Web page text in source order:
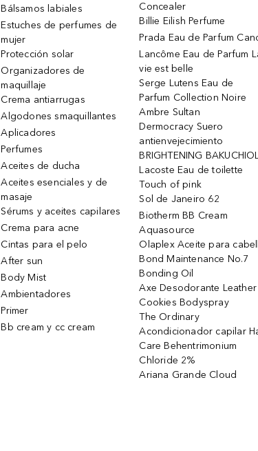
Bálsamos labiales
Estuches de perfumes de
mujer
Protección solar
Organizadores de
maquillaje
Crema antiarrugas
Algodones smaquillantes
Aplicadores
Perfumes
Aceites de ducha
Aceites esenciales y de
masaje
Sérums y aceites capilares
Crema para acne
Cintas para el pelo
After sun
Body Mist
Ambientadores
Primer
Bb cream y cc cream
Concealer
Billie Eilish Perfume
Prada Eau de Parfum
Lancôme Eau de Parfum
vie est belle
Serge Lutens Eau de
Parfum Collection Noire
Ambre Sultan
Dermocracy Suero
antienvejecimiento
BRIGHTENING
Lacoste Eau de toilette
Touch of pink
Sol de Janeiro 62
Biotherm BB Cream
Aquasource
Olaplex Aceite para
Bond Maintenance No.7
Bonding Oil
Axe Desodorante
Cookies Bodyspray
The Ordinary
Acondicionador capilar
Care Behentrimonium
Chloride 2%
Ariana Grande Cloud